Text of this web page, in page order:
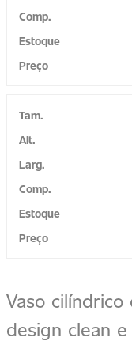
Vaso
design clean